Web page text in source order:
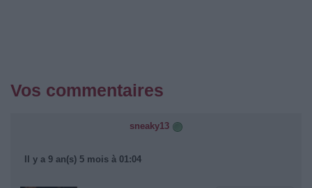
Vos commentaires
sneaky13
Il y a 9 an(s) 5 mois à 01:04